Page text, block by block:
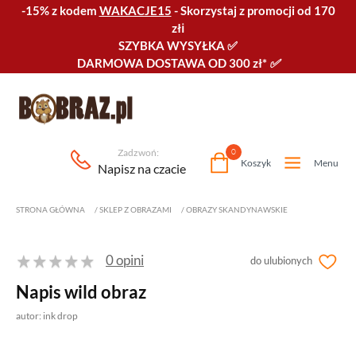
-15% z kodem WAKACJE15 -Skorzystaj z promocji od 170
złℹ️
SZYBKA WYSYŁKA ✅
DARMOWA DOSTAWA OD 300 zł* ✅
Zadzwoń:
Napisz na czacie Koszyk
0
Menu
STRONA GŁÓWNA /SKLEP Z OBRAZAMI /OBRAZY SKANDYNAWSKIE
do ulubionych
0 opini
Napis wild obraz
autor: ink drop